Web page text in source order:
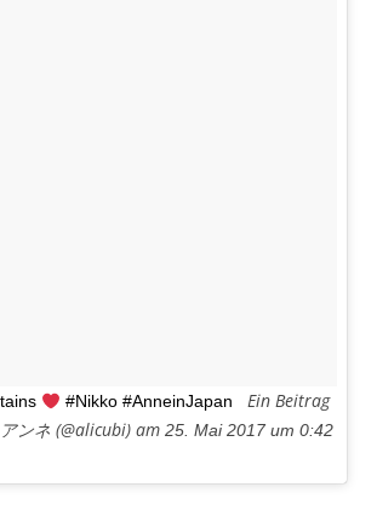
#Nikko #AnneinJapan
Ein Beitrag
ンネ (@alicubi) am 25. Mai 2017 um 0:42